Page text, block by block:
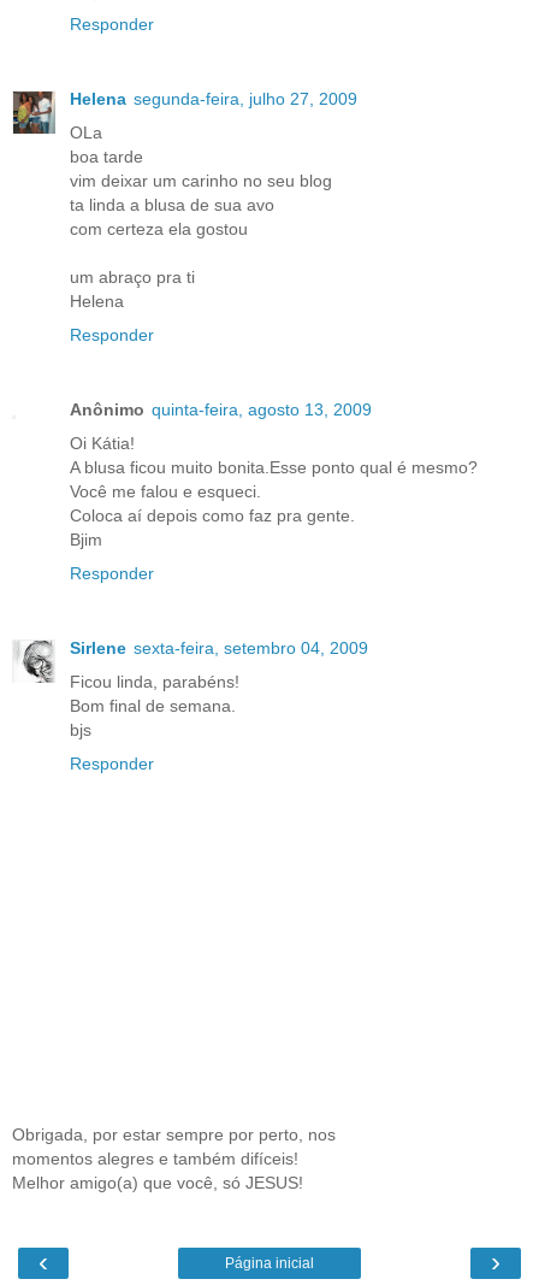
Responder
Helena segunda-feira, julho 27, 2009
OLa
boa tarde
vim deixar um carinho no seu blog
ta linda a blusa de sua avo
com certeza ela gostou
um abraço pra ti
Helena
Responder
Anônimo quinta-feira, agosto 13, 2009
Oi Kátia!
A blusa ficou muito bonita.Esse ponto qual é mesmo?
Você me falou e esqueci.
Coloca aí depois como faz pra gente.
Bjim
Responder
Sirlene sexta-feira, setembro 04, 2009
Ficou linda, parabéns!
Bom final de semana.
bjs
Responder
Obrigada, por estar sempre por perto, nos
momentos alegres e também difíceis!
Melhor amigo(a) que você, só JESUS!
‹ ›
Página inicial